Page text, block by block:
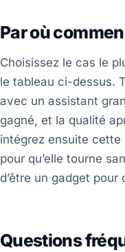
Par où
Choisissez le cas le
le tableau ci-dessus.
avec un assistant
gagné, et la qualité
intégrez ensuite
pour qu’elle tourne
d’être un gadget
Questions